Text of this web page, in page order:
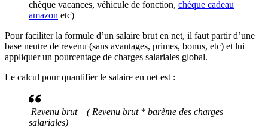
chèque vacances, véhicule de fonction, chèque cadeau
amazon etc)
Pour faciliter la formule d’un salaire brut en net, il faut partir d’une
base neutre de revenu (sans avantages, primes, bonus, etc) et lui
appliquer un pourcentage de charges salariales global.
Le calcul pour quantifier le salaire en net est :
Revenu brut – ( Revenu brut * barème des charges
salariales)